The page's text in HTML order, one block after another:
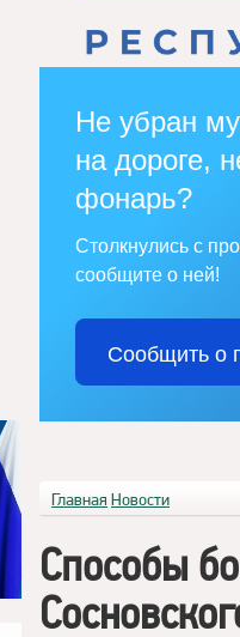
Не убран
на дороге,
фонарь?
Столкнулись с
сообщите о ней!
Сообщить о
Главная Новости
Способы